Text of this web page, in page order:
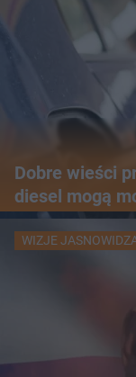
Dobre wieści
diesel mogą
WIZJE